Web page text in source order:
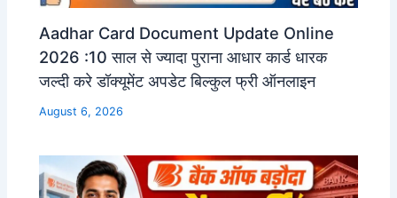
Aadhar Card Document Update Online
2026 :10 साल से ज्यादा पुराना आधार कार्ड धारक
जल्दी करे डॉक्यूमेंट अपडेट बिल्कुल फ्री ऑनलाइन
August 6, 2026